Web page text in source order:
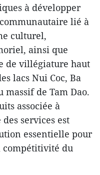
à développer
lié à
culturel,
ainsi que
de villégiature haut
lacs Nui Coc, Ba
de Tam Dao.
associée à
services est
essentielle pour
du